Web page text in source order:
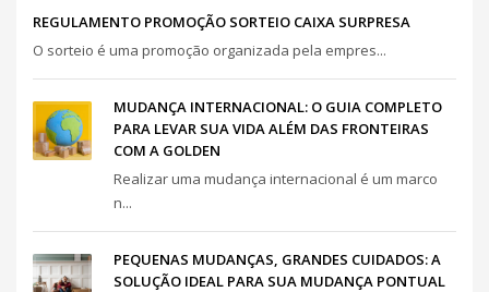
REGULAMENTO PROMOÇÃO SORTEIO CAIXA SURPRESA
O sorteio é uma promoção organizada pela empres...
MUDANÇA INTERNACIONAL: O GUIA COMPLETO
PARA LEVAR SUA VIDA ALÉM DAS FRONTEIRAS
COM A GOLDEN
Realizar uma mudança internacional é um marco
n...
PEQUENAS MUDANÇAS, GRANDES CUIDADOS: A
SOLUÇÃO IDEAL PARA SUA MUDANÇA PONTUAL